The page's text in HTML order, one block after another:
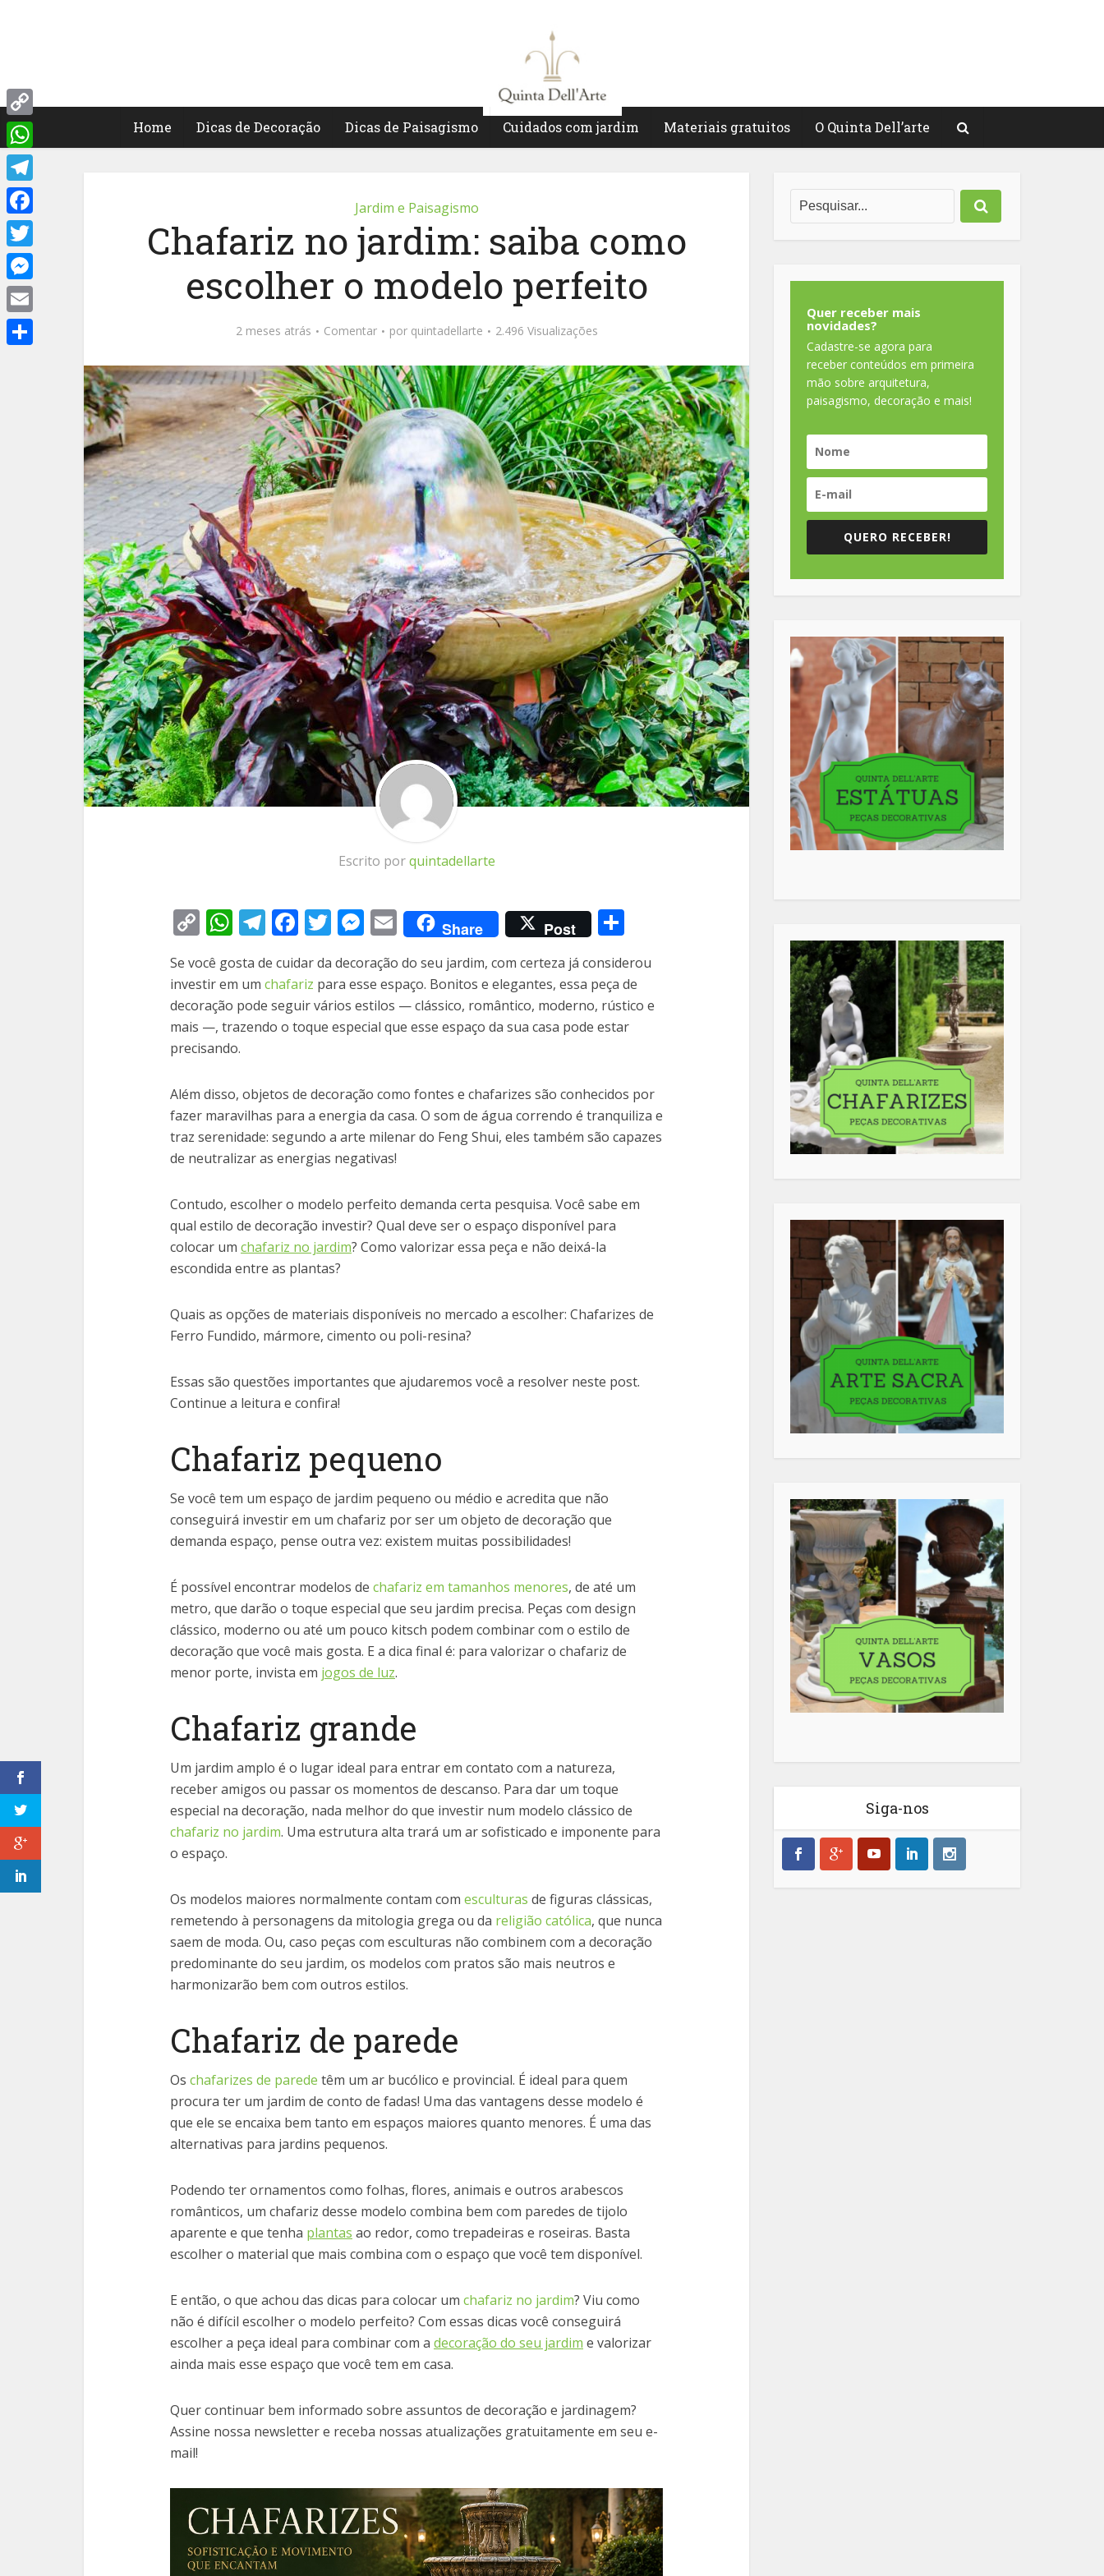
Home Dicas de Decoração Dicas de Paisagismo Cuidados com jardim Materiais gratuitos O Quinta Dell’arte
Jardim e Paisagismo
Chafariz no jardim: saiba como
escolher o modelo perfeito
2 meses atrás Comentar por quintadellarte 2.496 Visualizações
Escrito porquintadellarte
Copy
Link
WhatsApp
Telegram
Facebook
Twitter
Messenger
EmailShare Post
Se você gosta de cuidar da decoração do seu jardim, com certeza já considerou
investir em um chafariz para esse espaço. Bonitos e elegantes, essa peça de
decoração pode seguir vários estilos — clássico, romântico, moderno, rústico e
mais —, trazendo o toque especial que esse espaço da sua casa pode estar
precisando.
Além disso, objetos de decoração como fontes e chafarizes são conhecidos por
fazer maravilhas para a energia da casa. O som de água correndo é tranquiliza e
traz serenidade: segundo a arte milenar do Feng Shui, eles também são capazes
de neutralizar as energias negativas!
Contudo, escolher o modelo perfeito demanda certa pesquisa. Você sabe em
qual estilo de decoração investir? Qual deve ser o espaço disponível para
colocar um chafariz no jardim? Como valorizar essa peça e não deixá-la
escondida entre as plantas?
Quais as opções de materiais disponíveis no mercado a escolher: Chafarizes de
Ferro Fundido, mármore, cimento ou poli-resina?
Essas são questões importantes que ajudaremos você a resolver neste post.
Continue a leitura e confira!
Chafariz pequeno
Se você tem um espaço de jardim pequeno ou médio e acredita que não
conseguirá investir em um chafariz por ser um objeto de decoração que
demanda espaço, pense outra vez: existem muitas possibilidades!
É possível encontrar modelos de chafariz em tamanhos menores, de até um
metro, que darão o toque especial que seu jardim precisa. Peças com design
clássico, moderno ou até um pouco kitsch podem combinar com o estilo de
decoração que você mais gosta. E a dica final é: para valorizar o chafariz de
menor porte, invista em jogos de luz.
Chafariz grande
Um jardim amplo é o lugar ideal para entrar em contato com a natureza,
receber amigos ou passar os momentos de descanso. Para dar um toque
especial na decoração, nada melhor do que investir num modelo clássico de
chafariz no jardim. Uma estrutura alta trará um ar sofisticado e imponente para
o espaço.
Os modelos maiores normalmente contam com esculturas de figuras clássicas,
remetendo à personagens da mitologia grega ou da religião católica, que nunca
saem de moda. Ou, caso peças com esculturas não combinem com a decoração
predominante do seu jardim, os modelos com pratos são mais neutros e
harmonizarão bem com outros estilos.
Chafariz de parede
Os chafarizes de parede têm um ar bucólico e provincial. É ideal para quem
procura ter um jardim de conto de fadas! Uma das vantagens desse modelo é
que ele se encaixa bem tanto em espaços maiores quanto menores. É uma das
alternativas para jardins pequenos.
Podendo ter ornamentos como folhas, flores, animais e outros arabescos
românticos, um chafariz desse modelo combina bem com paredes de tijolo
aparente e que tenha plantas ao redor, como trepadeiras e roseiras. Basta
escolher o material que mais combina com o espaço que você tem disponível.
E então, o que achou das dicas para colocar um chafariz no jardim? Viu como
não é difícil escolher o modelo perfeito? Com essas dicas você conseguirá
escolher a peça ideal para combinar com a decoração do seu jardim e valorizar
ainda mais esse espaço que você tem em casa.
Quer continuar bem informado sobre assuntos de decoração e jardinagem?
Assine nossa newsletter e receba nossas atualizações gratuitamente em seu e-
mail!
Facebook Twitter Google+ LinkedIn
Quer receber mais
novidades?
Cadastre-se agora para
receber conteúdos em primeira
mão sobre arquitetura,
paisagismo, decoração e mais!
QUERO RECEBER!
Siga-nos
Copy
Link
WhatsApp
Telegram
Facebook
Twitter
Messenger
Email